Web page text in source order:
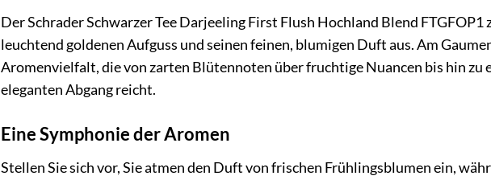
Der Schrader Schwarzer Tee Darjeeling First Flush Hochland Blend FTGFOP1
leuchtend goldenen Aufguss und seinen feinen, blumigen Duft aus. Am
Aromenvielfalt, die von zarten Blütennoten über fruchtige Nuancen bis hin zu
eleganten Abgang reicht.
Eine Symphonie der Aromen
Stellen Sie sich vor, Sie atmen den Duft von frischen Frühlingsblumen ein,